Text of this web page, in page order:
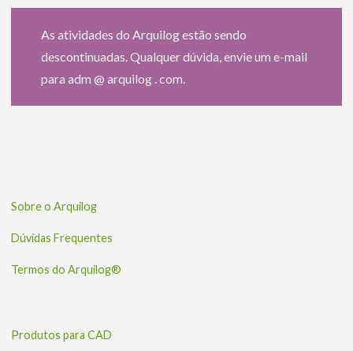
As atividades do Arquilog estão sendo
descontinuadas. Qualquer dúvida, envie um e-mail
para adm @ arquilog . com.
Sobre o Arquilog
Dúvidas Frequentes
Termos do Arquilog®
Produtos para CAD